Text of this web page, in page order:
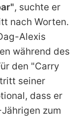
, suchte er
nach Worten.
Alexis
während des
den "Carry
seiner
dass er
zum